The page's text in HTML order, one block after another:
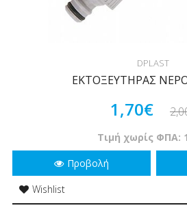
DPLAST
ΕΚΤΟΞΕΥΤΗΡΑΣ
1,70€
Τιμή χωρίς ΦΠΑ:
Προβολή
Wishlist